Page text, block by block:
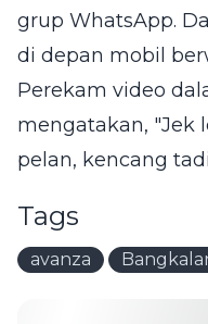
grup WhatsApp.
di depan mobil
Perekam video
mengatakan, "Jek
pelan, kencang
Tags
avanza